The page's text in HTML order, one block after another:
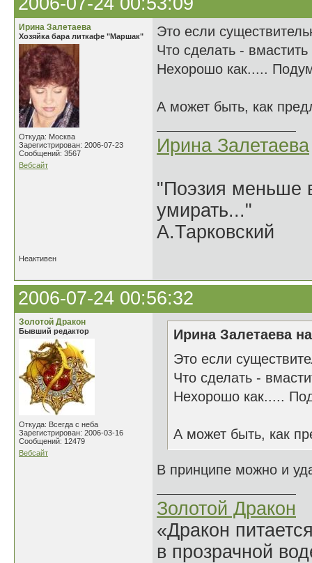
Ирина Залетаева
Хозяйка бара литкафе "Маршак"
Откуда: Москва
Зарегистрирован: 2006-07-23
Сообщений: 3567
Вебсайт
Это если
Что сделать -
Нехорошо как.....
А может быть, как
Ирина Залетаева
"Поэзия меньше
умирать..."
А.Тарковский
Неактивен
2006-07-24 00:56:32
Золотой Дракон
Бывший редактор
Откуда: Всегда с неба
Зарегистрирован: 2006-03-16
Сообщений: 12479
Вебсайт
Ирина Залетаева
Это если
Что сделать -
Нехорошо как.....
А может быть, как
В принципе можно и
Золотой Дракон
«Дракон
в прозрачной